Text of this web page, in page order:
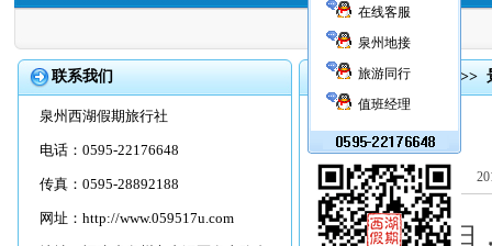
在线客服
泉州地接
旅游同行
值班经理
联系我们
泉州西湖假期旅行社
电话：0595-22176648
传真：0595-28892188
网址： http://www.059517u.com
首页>>旅游资讯 >>
10月13日-15